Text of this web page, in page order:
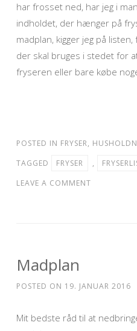
har frosset ned, har jeg i
indholdet, der hænger på
madplan, kigger jeg på
der skal bruges i stedet for
fryseren eller bare købe
POSTED IN FRYSER,
TAGGED
FRYSER ,
LEAVE A COMMENT
Madplan
POSTED ON 19. JANUAR 2016
Mit bedste råd til at